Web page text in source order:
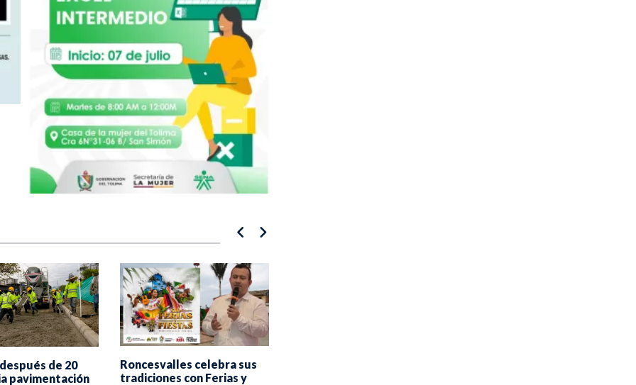
de 20
pavimentación
Roncesvalles celebra sus
tradiciones con Ferias y